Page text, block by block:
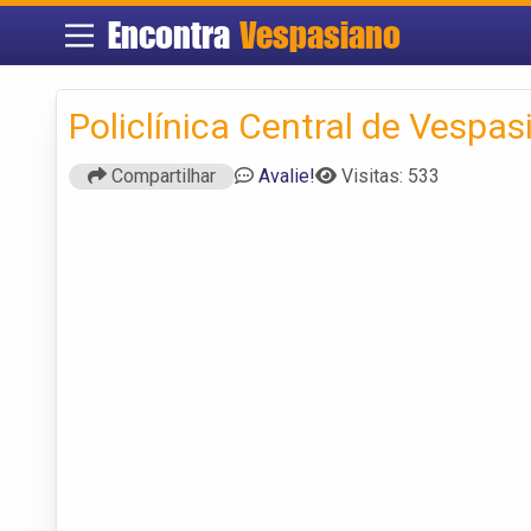
Encontra Vespasiano
Policlínica Central de
Compartilhar Avalie! Visitas: 533